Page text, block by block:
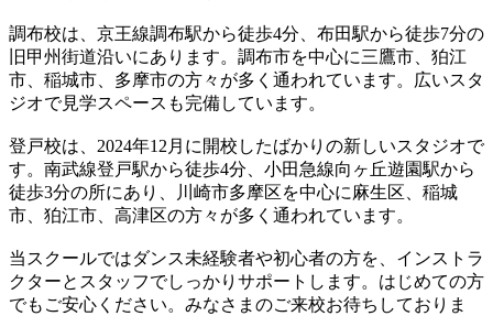
調布校は、京王線調布駅から徒歩4分、布田駅から徒歩7分の
旧甲州街道沿いにあります。調布市を中心に三鷹市、狛江
市、稲城市、多摩市の方々が多く通われています。広いスタ
ジオで見学スペースも完備しています。
登戸校は、2024年12月に開校したばかりの新しいスタジオで
す。南武線登戸駅から徒歩4分、小田急線向ヶ丘遊園駅から
徒歩3分の所にあり、川崎市多摩区を中心に麻生区、稲城
市、狛江市、高津区の方々が多く通われています。
当スクールではダンス未経験者や初心者の方を、インストラ
クターとスタッフでしっかりサポートします。はじめての方
でもご安心ください。みなさまのご来校お待ちしておりま